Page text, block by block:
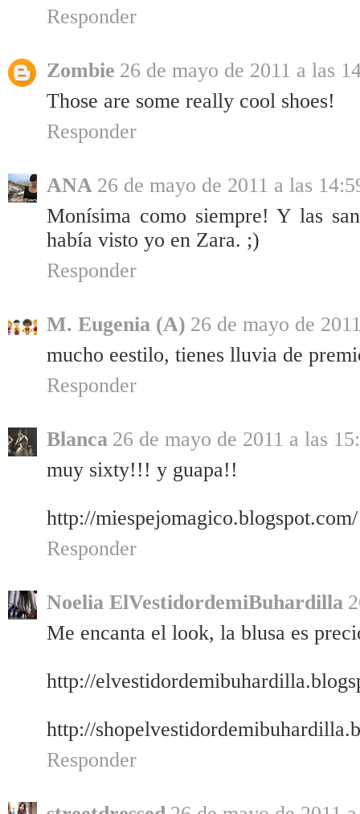
Responder
Zombie 26 de mayo de 2011 a las
Those are some really cool shoes!
Responder
ANA 26 de mayo de 2011 a las
Monísima como siempre! Y las
había visto yo en Zara. ;)
Responder
M. Eugenia (A) 26 de mayo de
mucho eestilo, tienes lluvia de
Responder
Blanca 26 de mayo de 2011 a las
muy sixty!!! y guapa!!
http://miespejomagico.blogspot.com/
Responder
Noelia ElVestidordemiBuhardilla
Me encanta el look, la blusa es
http://
http://
Responder